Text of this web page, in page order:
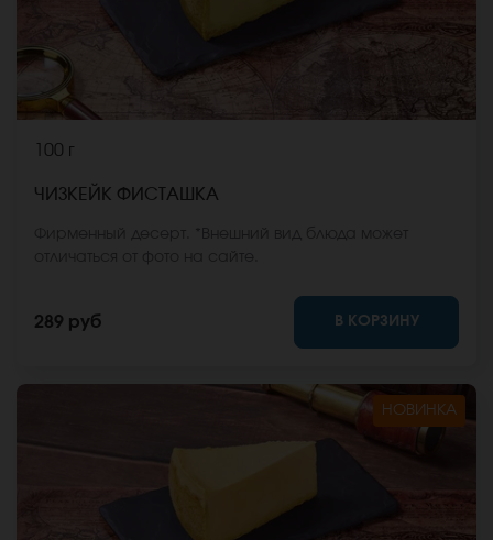
100 г
ЧИЗКЕЙК ФИСТАШКА
289 руб В КОРЗИНУ
НОВИНКА